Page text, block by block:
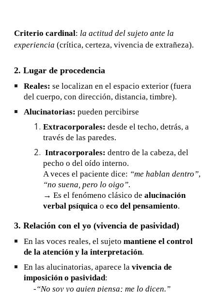
Criterio cardinal: la actitud del sujeto ante la
experiencia (crítica, certeza, vivencia de extrañeza).
2. Lugar de procedencia
Reales: se localizan en el espacio exterior (fuera
del cuerpo, con dirección, distancia, timbre).
Alucinatorias: pueden percibirse
Extracorporales: desde el techo, detrás, a
través de las paredes.
Intracorporales: dentro de la cabeza, del
pecho o del oído interno.
A veces el paciente dice: “me hablan dentro”,
“no suena, pero lo oigo”.
→ Es el fenómeno clásico dealucinación
verbal psíquica oeco del pensamiento.
3. Relación con el yo (vivencia de pasividad)
En las voces reales, el sujetomantiene el control
de la atención y la interpretación.
En las alucinatorias, aparece lavivencia de
imposición o pasividad:
-“No soy yo quien piensa; me lo dicen.”